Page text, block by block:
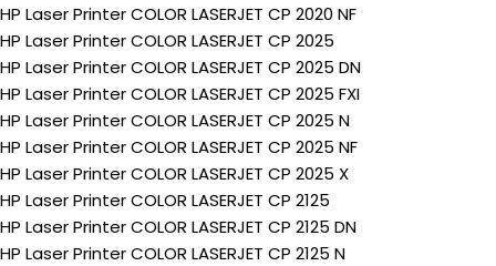
HP Laser Printer COLOR LASERJET CP 2020 NF
HP Laser Printer COLOR LASERJET CP 2025
HP Laser Printer COLOR LASERJET CP 2025 DN
HP Laser Printer COLOR LASERJET CP 2025 FXI
HP Laser Printer COLOR LASERJET CP 2025 N
HP Laser Printer COLOR LASERJET CP 2025 NF
HP Laser Printer COLOR LASERJET CP 2025 X
HP Laser Printer COLOR LASERJET CP 2125
HP Laser Printer COLOR LASERJET CP 2125 DN
HP Laser Printer COLOR LASERJET CP 2125 N